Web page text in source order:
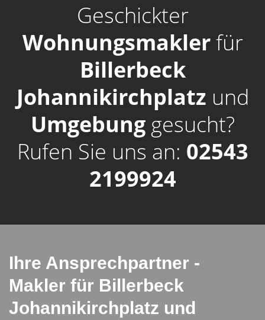
Geschickter
Wohnungsmaklerfür
Billerbeck
Johannikirchplatz und
Umgebung gesucht?
Rufen Sie uns an: 02543
2199924
Ihre Ansprechpartner -
Makler für Billerbeck
Johannikirchplatz und